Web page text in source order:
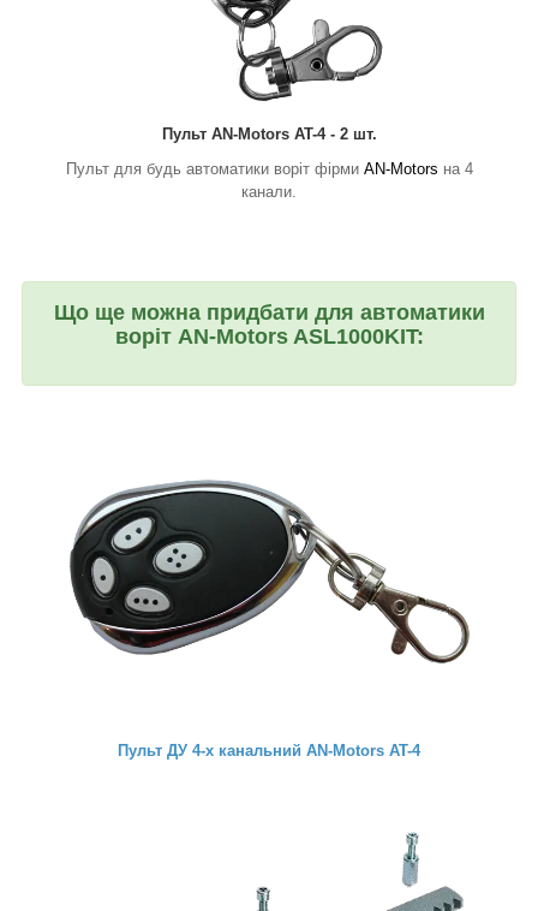
Пульт AN-Motors AT-4 - 2 шт.
Пульт для будь автоматики воріт фірми AN-Motors на 4
канали
Що ще можна придбати для автоматики
воріт AN-Motors ASL1000KIT:
Пульт ДУ 4-х канальний AN-Motors AT-4